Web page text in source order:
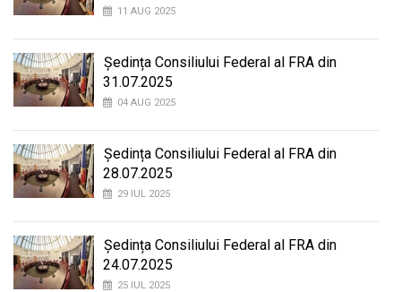
11 AUG 2025
Ședința Consiliului Federal al FRA din
31.07.2025
04 AUG 2025
Ședința Consiliului Federal al FRA din
28.07.2025
29 IUL 2025
Ședința Consiliului Federal al FRA din
24.07.2025
25 IUL 2025